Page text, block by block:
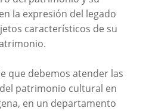
la expresión del legado
característicos de su
que debemos atender las
patrimonio cultural en
en un departamento